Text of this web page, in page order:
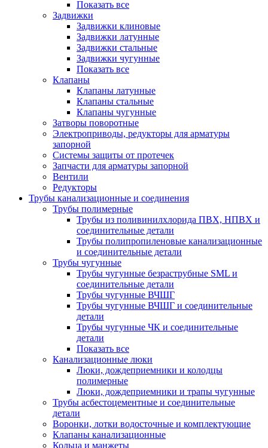
Показать все
Задвижки
Задвижки клиновые
Задвижки латунные
Задвижки стальные
Задвижки чугунные
Показать все
Клапаны
Клапаны латунные
Клапаны стальные
Клапаны чугунные
Затворы поворотные
Электроприводы, редукторы для арматуры
запорной
Системы защиты от протечек
Запчасти для арматуры запорной
Вентили
Редукторы
Трубы канализационные и соединения
Трубы полимерные
Трубы из поливинилхлорида ПВХ, НПВХ и
соединительные детали
Трубы полипропиленовые канализационные
и соединительные детали
Трубы чугунные
Трубы чугунные безраструбные SML и
соединительные детали
Трубы чугунные ВЧШГ
Трубы чугунные ВЧШГ и соединительные
детали
Трубы чугунные ЧК и соединительные
детали
Показать все
Канализационные люки
Люки, дождеприемники и колодцы
полимерные
Люки, дождеприемники и трапы чугунные
Трубы асбестоцементные и соединительные
детали
Воронки, лотки водосточные и комплектующие
Клапаны канализационные
Кольца и манжеты